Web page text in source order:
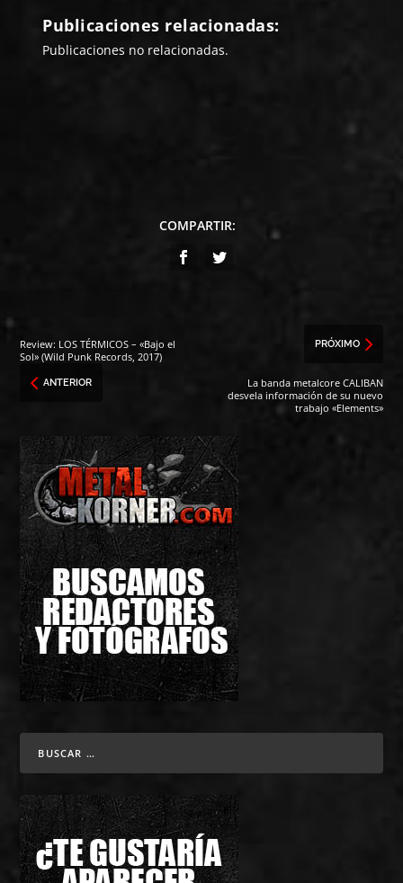
Publicaciones relacionadas:
Publicaciones no relacionadas.
COMPARTIR:
Review: LOS TÉRMICOS – «Bajo el
Sol» (Wild Punk Records, 2017)
ANTERIOR
PRÓXIMO
La banda metalcore CALIBAN
desvela información de su nuevo
trabajo «Elements»